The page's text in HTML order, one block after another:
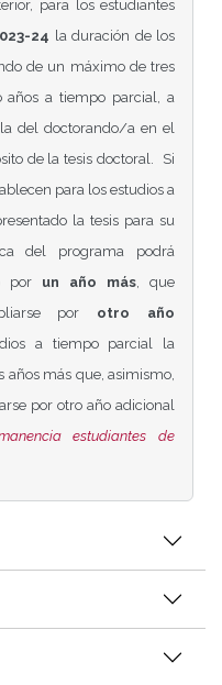
para los estudiantes
24 la duración de los
de un máximo de tres
años a tiempo parcial, a
del doctorando/a en el
de la tesis doctoral. Si
para los estudios a
la tesis para su
del programa podrá
por un año más, que
por otro año
a tiempo parcial la
años más que, asimismo,
por otro año adicional
estudiantes de